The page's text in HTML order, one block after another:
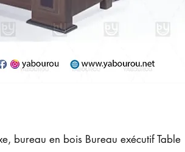
bureau en bois Bureau exécutif Table